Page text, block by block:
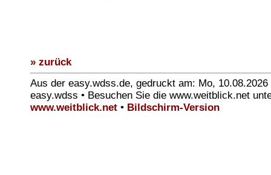
» zurück
Aus der easy.wdss.de, gedruckt am: Mo,
easy.wdss • Besuchen Sie die www.weitblick.net
www.weitblick.net • Bildschirm-Version